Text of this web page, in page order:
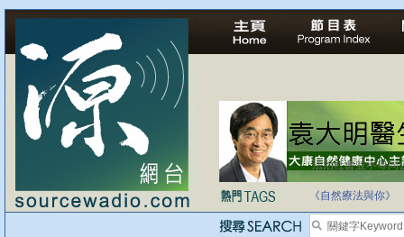
法治社會並不等同
《自然療法與你》